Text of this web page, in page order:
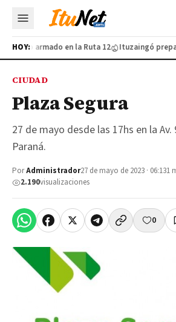
HOY:armado en la Ruta 12 Ituzaingó
CIUDAD
Plaza Segura
27 de mayo desde las 17hs en la
Paraná.
PorAdministrador27 de mayo de 2023 · 06:131
2.190visualizaciones
0